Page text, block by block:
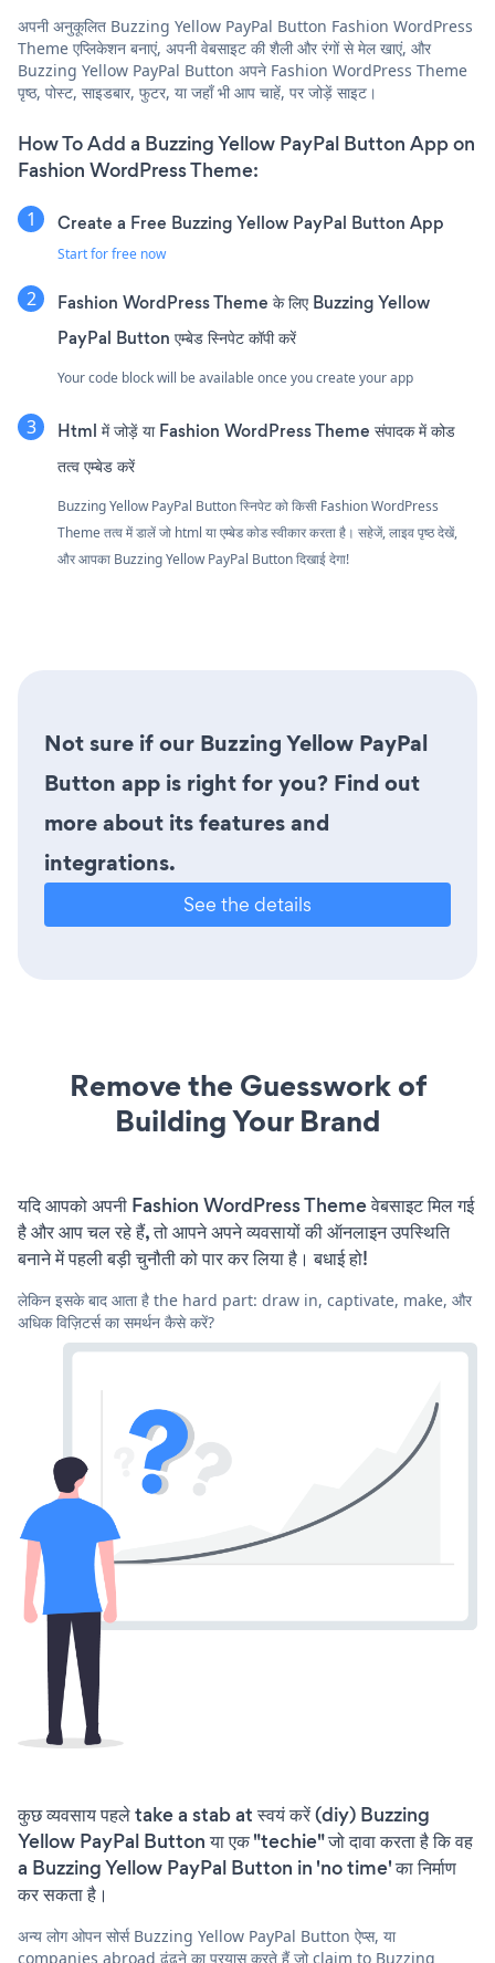
अपनी अनुकूलित Buzzing Yellow PayPal Button Fashion WordPress
Theme एप्लिकेशन बनाएं, अपनी वेबसाइट की शैली और रंगों से मेल खाएं, और
Buzzing Yellow PayPal Button अपने Fashion WordPress Theme
पृष्ठ, पोस्ट, साइडबार, फुटर, या जहाँ भी आप चाहें, पर जोड़ें साइट।
How To Add a Buzzing Yellow PayPal Button App on
Fashion WordPress Theme:
Create a Free Buzzing Yellow PayPal Button App
Start for free now
Fashion WordPress Theme के लिए Buzzing Yellow
PayPal Button एम्बेड स्निपेट कॉपी करें
Your code block will be available once you create your app
Html में जोड़ें या Fashion WordPress Theme संपादक में कोड
तत्व एम्बेड करें
Buzzing Yellow PayPal Button स्निपेट को किसी Fashion WordPress
Theme तत्व में डालें जो html या एम्बेड कोड स्वीकार करता है। सहेजें, लाइव पृष्ठ देखें,
और आपका Buzzing Yellow PayPal Button दिखाई देगा!
Not sure if our Buzzing Yellow PayPal
Button app is right for you? Find out
more about its features and
integrations.
See the details
Remove the Guesswork of
Building Your Brand
यदि आपको अपनी Fashion WordPress Theme वेबसाइट मिल गई
है और आप चल रहे हैं, तो आपने अपने व्यवसायों की ऑनलाइन उपस्थिति
बनाने में पहली बड़ी चुनौती को पार कर लिया है। बधाई हो!
लेकिन इसके बाद आता है the hard part: draw in, captivate, make, और
अधिक विज़िटर्स का समर्थन कैसे करें?
कुछ व्यवसाय पहले take a stab at स्वयं करें (diy) Buzzing
Yellow PayPal Button या एक "techie" जो दावा करता है कि वह
a Buzzing Yellow PayPal Button in 'no time' का निर्माण
कर सकता है।
अन्य लोग ओपन सोर्स Buzzing Yellow PayPal Button ऐप्स, या
companies abroad ढूंढने का प्रयास करते हैं जो claim to Buzzing